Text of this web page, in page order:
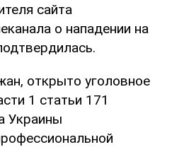
сайта
о нападении на
открыто уголовное
1 статьи 171
Украины